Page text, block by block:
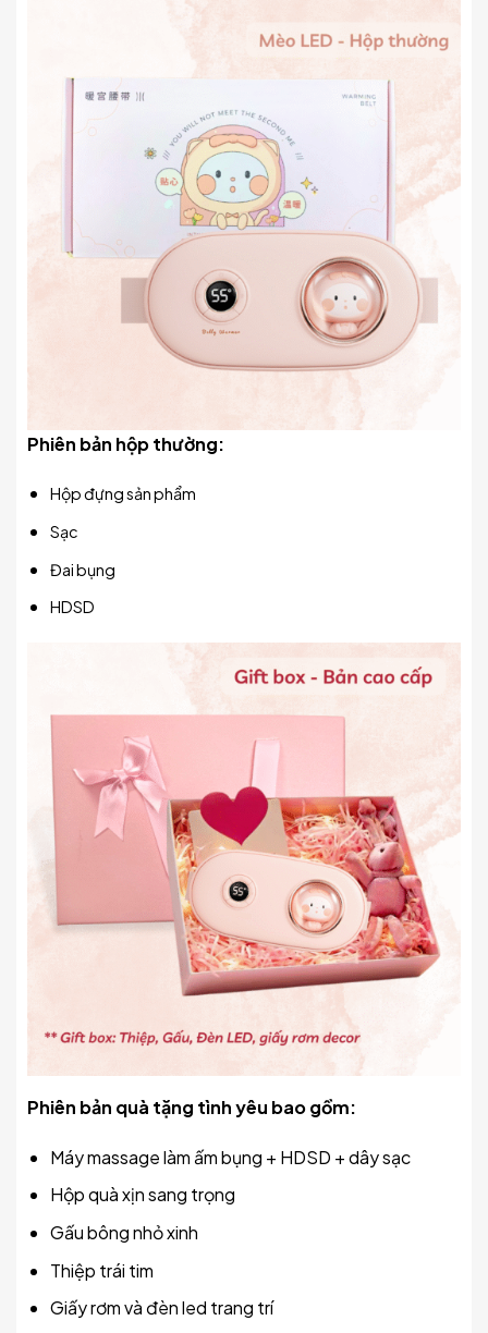
Phiên bản hộp thường:
Hộp đựng sản phẩm
Sạc
Đai bụng
HDSD
Phiên bản quà tặng tình yêu bao gồm:
Máy massage làm ấm bụng + HDSD + dây sạc
Hộp quà xịn sang trọng
Gấu bông nhỏ xinh
Thiệp trái tim
Giấy rơm và đèn led trang trí